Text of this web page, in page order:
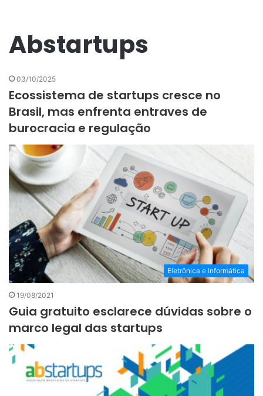
Abstartups
03/10/2025
Ecossistema de startups cresce no
Brasil, mas enfrenta entraves de
burocracia e regulação
Eletrônica e Informática
19/08/2021
Guia gratuito esclarece dúvidas sobre o
marco legal das startups